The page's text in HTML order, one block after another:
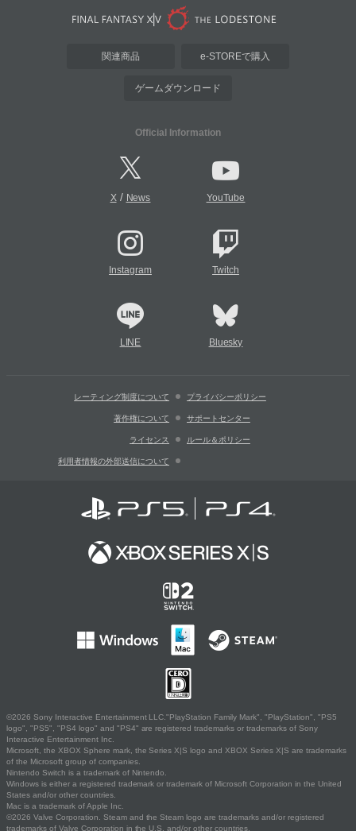
関連商品 e-STOREで購入
ゲームダウンロード
Official Information
X/ News YouTube
Instagram Twitch
LINE Bluesky
レーティング制度について プライバシーポリシー
著作権について サポートセンター
ライセンス ルール＆ポリシー
利用者情報の外部送信について
©2026 Sony Interactive Entertainment LLC."PlayStation Family Mark", "PlayStation", "PS5
logo", "PS5", "PS4 logo" and "PS4" are registered trademarks or trademarks of Sony
Interactive Entertainment Inc.
Microsoft, the XBOX Sphere mark, the Series X|S logo and XBOX Series X|S are trademarks
of the Microsoft group of companies.
Nintendo Switch is a trademark of Nintendo.
Windows is either a registered trademark or trademark of Microsoft Corporation in the United
States and/or other countries.
Mac is a trademark of Apple Inc.
©2026 Valve Corporation. Steam and the Steam logo are trademarks and/or registered
trademarks of Valve Corporation in the U.S. and/or other countries.